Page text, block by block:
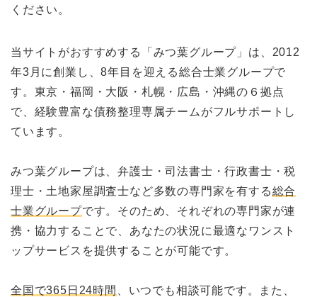
ください。
当サイトがおすすめする「みつ葉グループ」は、2012
年3月に創業し、8年目を迎える総合士業グループで
す。東京・福岡・大阪・札幌・広島・沖縄の６拠点
で、経験豊富な債務整理専属チームがフルサポートし
ています。
みつ葉グループは、弁護士・司法書士・行政書士・税
理士・土地家屋調査士など多数の専門家を有する総合
士業グループです。そのため、それぞれの専門家が連
携・協力することで、あなたの状況に最適なワンスト
ップサービスを提供することが可能です。
全国で365日24時間
、いつでも相談可能です。また、